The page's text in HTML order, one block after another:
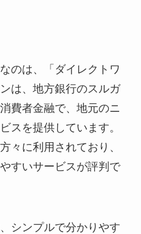
のは、「ダイレクトワ
は、地方銀行のスルガ
費者金融で、地元のニ
スを提供しています。
々に利用されており、
すいサービスが評判で
シンプルで分かりやす